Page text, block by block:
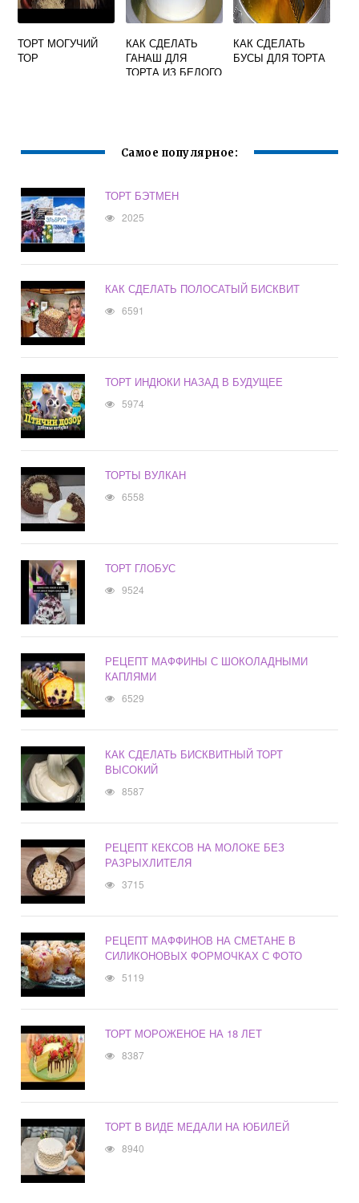
ТОРТ МОГУЧИЙ
ТОР
КАК СДЕЛАТЬ
ГАНАШ ДЛЯ
ТОРТА ИЗ БЕЛОГО
КАК СДЕЛАТЬ
БУСЫ ДЛЯ ТОРТА
Самое популярное:
ТОРТ БЭТМЕН
2025
КАК СДЕЛАТЬ ПОЛОСАТЫЙ БИСКВИТ
6591
ТОРТ ИНДЮКИ НАЗАД В БУДУЩЕЕ
5974
ТОРТЫ ВУЛКАН
6558
ТОРТ ГЛОБУС
9524
РЕЦЕПТ МАФФИНЫ С ШОКОЛАДНЫМИ
КАПЛЯМИ
6529
КАК СДЕЛАТЬ БИСКВИТНЫЙ ТОРТ
ВЫСОКИЙ
8587
РЕЦЕПТ КЕКСОВ НА МОЛОКЕ БЕЗ
РАЗРЫХЛИТЕЛЯ
3715
РЕЦЕПТ МАФФИНОВ НА СМЕТАНЕ В
СИЛИКОНОВЫХ ФОРМОЧКАХ С ФОТО
5119
ТОРТ МОРОЖЕНОЕ НА 18 ЛЕТ
8387
ТОРТ В ВИДЕ МЕДАЛИ НА ЮБИЛЕЙ
8940